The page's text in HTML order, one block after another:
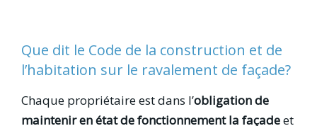
Que dit le Code de la construction et de
l’habitation sur le ravalement de façade?
Chaque propriétaire est dans l’obligation de
maintenir en état de fonctionnement la façadeet